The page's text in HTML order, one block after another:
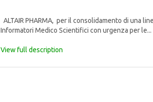
ALTAIR PHARMA, per il consolidamento di una
Informatori Medico Scientifici con urgenza per le...
View full description